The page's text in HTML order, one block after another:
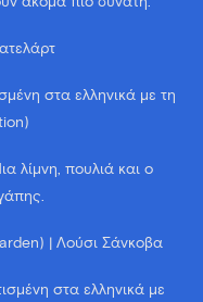
στα ελληνικά με τη
λίμνη, πουλιά και ο
| Λούσι Σάνκοβα
στα ελληνικά με